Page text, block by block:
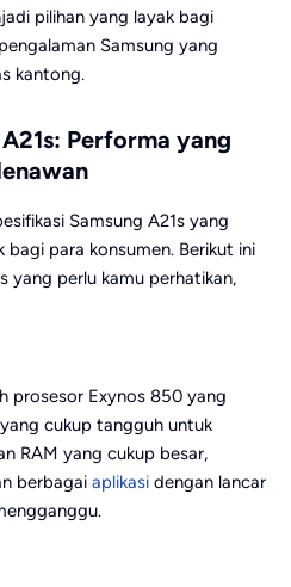
pilihan yang layak bagi
Samsung yang
kantong.
Performa yang
Samsung A21s yang
para konsumen. Berikut ini
yang perlu kamu perhatikan,
prosesor Exynos 850 yang
cukup tangguh untuk
RAM yang cukup besar,
berbagai aplikasi dengan lancar